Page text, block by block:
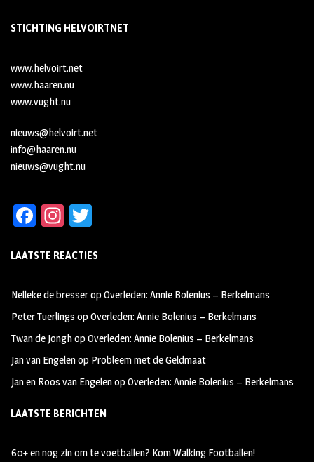
STICHTING HELVOIRTNET
www.helvoirt.net
www.haaren.nu
www.vught.nu
nieuws@helvoirt.net
info@haaren.nu
nieuws@vught.nu
Fa
b
oo
k
In
ag
m
tt
LAATSTE REACTIES
Nelleke de bresseropOverleden: Annie Bolenius – Berkelmans
Peter Tuerlings opOverleden: Annie Bolenius – Berkelmans
Twan de JonghopOverleden: Annie Bolenius – Berkelmans
Jan van Engelenop Probleem met de Geldmaat
Jan en Roos van EngelenopOverleden: Annie Bolenius – Berkelmans
LAATSTE BERICHTEN
60+ en nog zin om te voetballen? Kom Walking Footballen!